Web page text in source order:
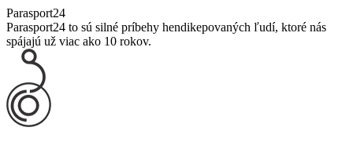
Skip
to
content
Parasport24
Parasport24 to sú silné príbehy hendikepovaných ľudí, ktoré nás
spájajú už viac ako 10 rokov.